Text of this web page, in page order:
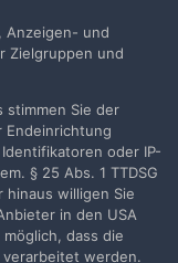
Anzeigen- und
Zielgruppen und
stimmen Sie der
Endeinrichtung
oder IP-
§ 25 Abs. 1 TTDSG
hinaus willigen Sie
in den USA
dass die
werden.